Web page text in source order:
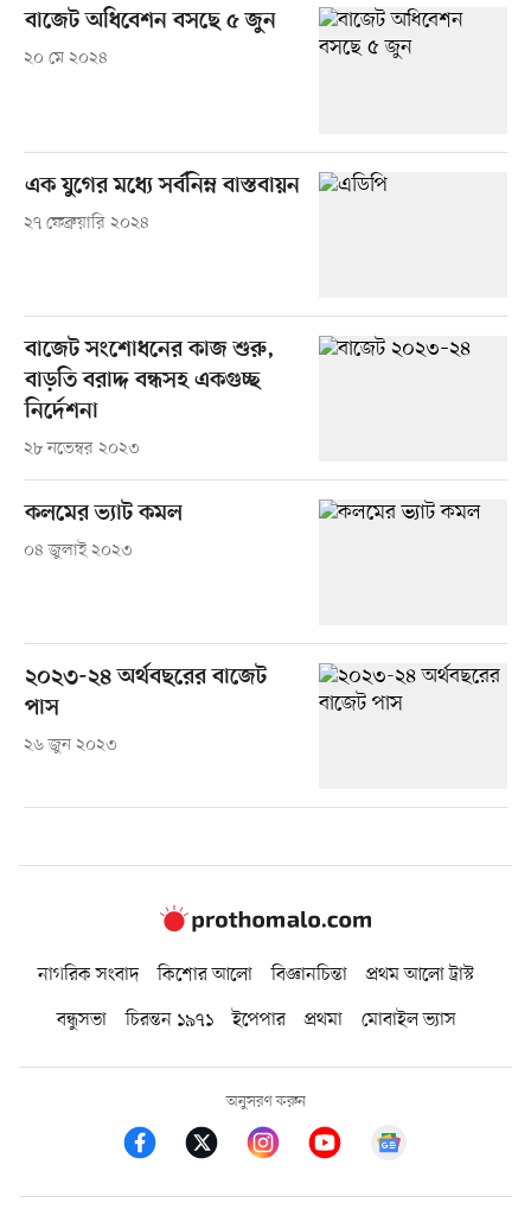
বাজেট অধিবেশন বসছে ৫ জুন
২০ মে ২০২৪
এক যুগের মধ্যে সর্বনিম্ন বাস্তবায়ন
২৭ ফেব্রুয়ারি ২০২৪
বাজেট সংশোধনের কাজ শুরু,
বাড়তি বরাদ্দ বন্ধসহ একগুচ্ছ
নির্দেশনা
২৮ নভেম্বর ২০২৩
কলমের ভ্যাট কমল
০৪ জুলাই ২০২৩
২০২৩-২৪ অর্থবছরের বাজেট
পাস
২৬ জুন ২০২৩
নাগরিক সংবাদ কিশোর আলো বিজ্ঞানচিন্তা
প্রথম আলো ট্রাস্ট
বন্ধুসভা
চিরন্তন ১৯৭১ ইপেপার প্রথমা মোবাইল ভ্যাস
অনুসরণ করুন